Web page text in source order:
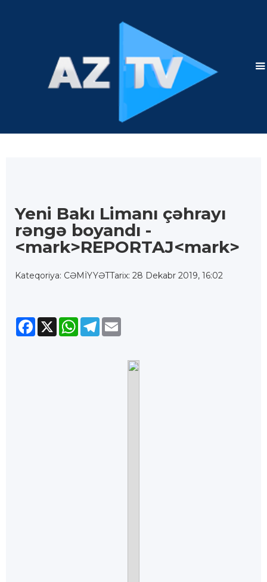
Yeni Bakı Limanı çəhrayı
rəngə boyandı -
<mark>REPORTAJ<mark>
Kateqoriya: CƏMİYYƏTTarix: 28 Dekabr 2019, 16:02
Facebook
X WhatsApp
Telegram